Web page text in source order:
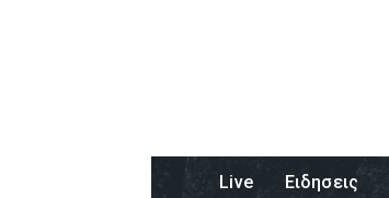
Live Eιδησεις